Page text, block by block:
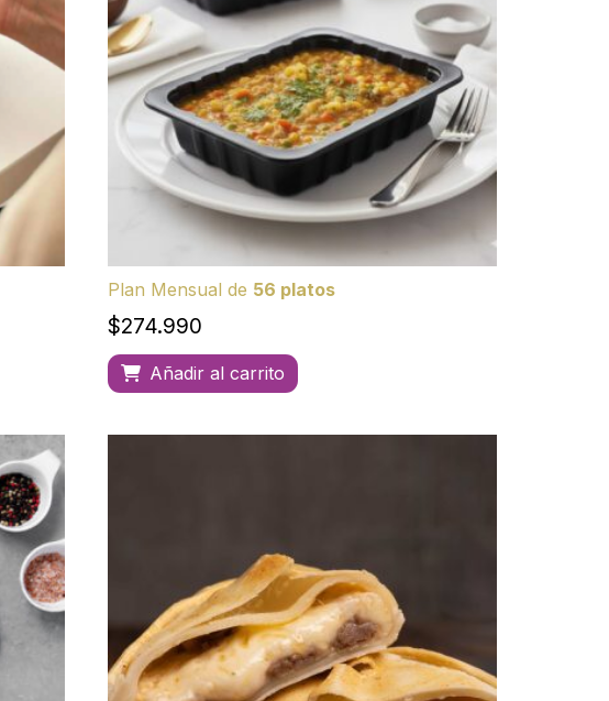
Plan Mensual de 56 platos
$274.990
Añadir al carrito